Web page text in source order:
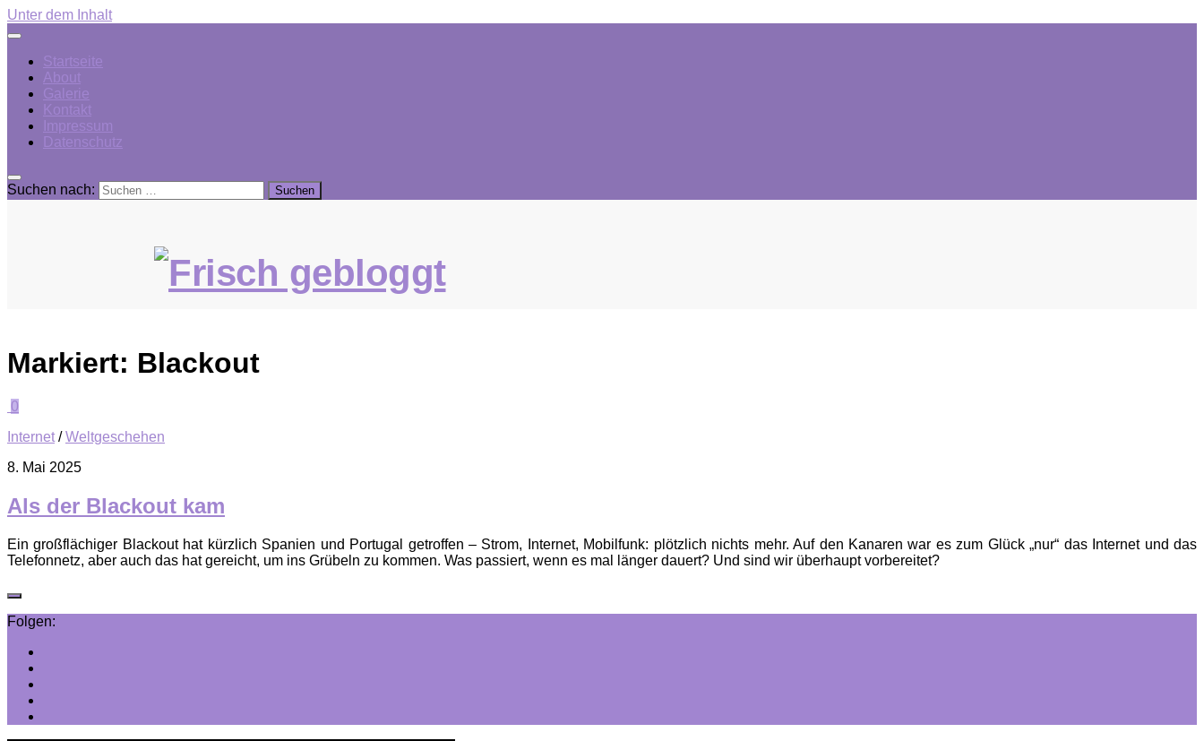
Unter dem Inhalt
Startseite
About
Galerie
Kontakt
Impressum
Datenschutz
Suchen nach:
Markiert: Blackout
0
Internet/Weltgeschehen
8. Mai 2025
Als der Blackout kam
Ein großflächiger Blackout hat kürzlich Spanien und Portugal getroffen – Strom, Internet, Mobilfunk: plötzlich nichts mehr. Auf den Kanaren war es zum Glück „nur“ das Internet und das
Telefonnetz, aber auch das hat gereicht, um ins Grübeln zu kommen. Was passiert, wenn es mal länger dauert? Und sind wir überhaupt vorbereitet?
Folgen: